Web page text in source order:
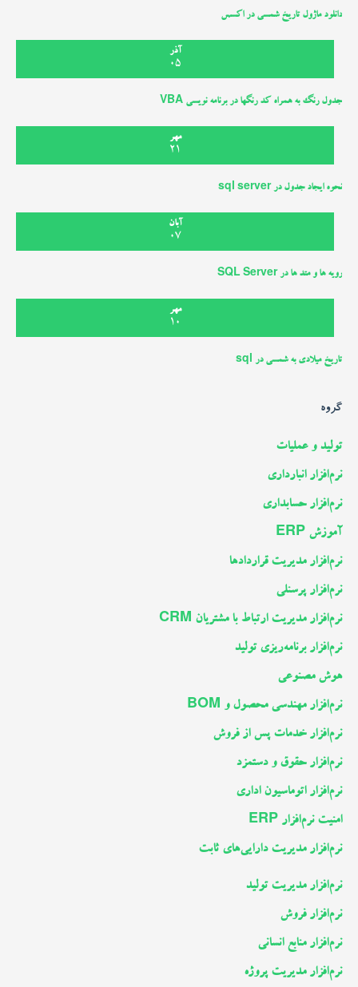
دانلود ماژول تاریخ شمسی در اکسس
آذر
05
جدول رنگ به همراه کد رنگها در برنامه نویسی VBA
مهر
21
نحوه ایجاد جدول در sql server
آبان
07
رویه ها و متد ها در SQL Server
مهر
10
تاریخ میلادی به شمسی در sql
گروه
تولید و عملیات
نرم‌افزار انبارداری
نرم‌افزار حسابداری
آموزش ERP
نرم‌افزار مدیریت قراردادها
نرم‌افزار پرسنلی
نرم‌افزار مدیریت ارتباط با مشتریان CRM
نرم‌افزار برنامه‌ریزی تولید
هوش مصنوعی
نرم‌افزار مهندسی محصول و BOM
نرم‌افزار خدمات پس از فروش
نرم‌افزار حقوق و دستمزد
نرم‌افزار اتوماسیون اداری
امنیت نرم‌افزار ERP
نرم‌افزار مدیریت دارایی‌های ثابت
نرم‌افزار مدیریت تولید
نرم‌افزار فروش
نرم‌افزار منابع انسانی
نرم‌افزار مدیریت پروژه